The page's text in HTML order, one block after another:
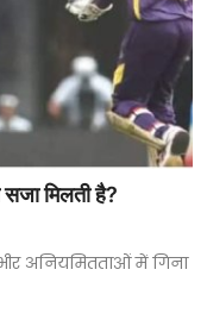
मिलती है?
अनियमितताओं में गिना